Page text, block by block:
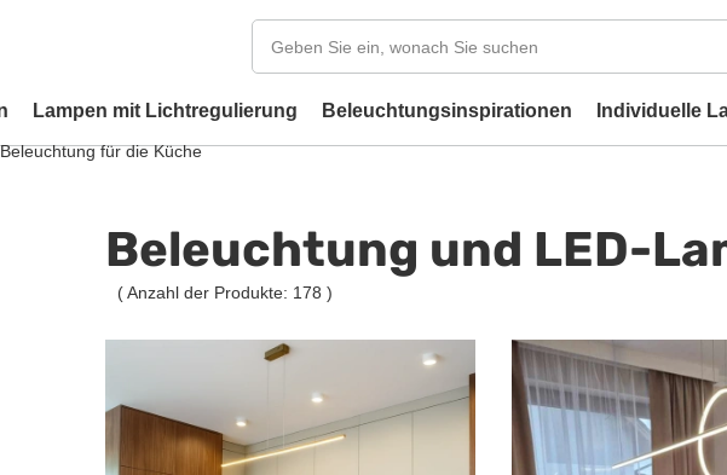
Lampen mit Lichtregulierung Beleuchtungsinspirationen Individuelle
Beleuchtung für die Küche
Beleuchtung und LED-
( Anzahl der Produkte: 178 )